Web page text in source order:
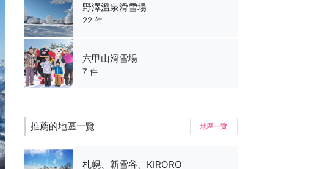
野澤溫泉滑雪場
22 件
六甲山滑雪場
7 件
推薦的地區一覽 地區一覽
札幌、新雪谷、KIRORO